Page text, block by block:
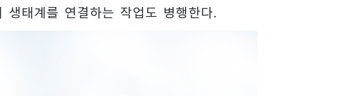
태계를 연결하는 작업도 병행한다.